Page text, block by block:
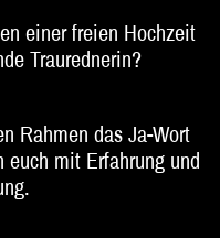
einer freien Hochzeit
Traurednerin?
Rahmen das Ja-Wort
mit Erfahrung und